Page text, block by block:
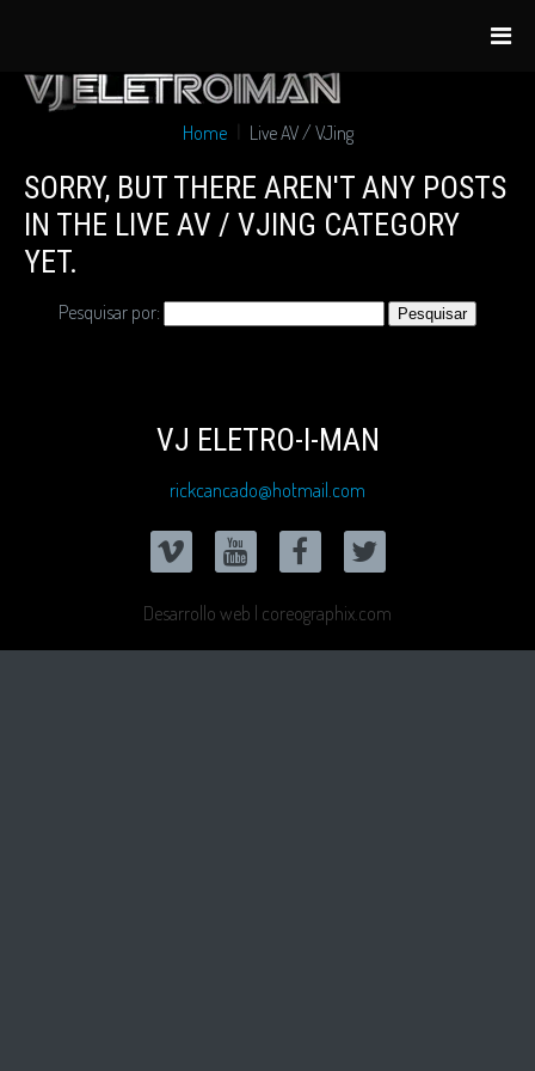
Home Live AV / VJing
SORRY, BUT THERE AREN'T ANY POSTS
IN THE LIVE AV / VJING CATEGORY
YET.
Pesquisar por:
VJ ELETRO-I-MAN
rickcancado@hotmail.com
Desarrollo web | coreographix.com